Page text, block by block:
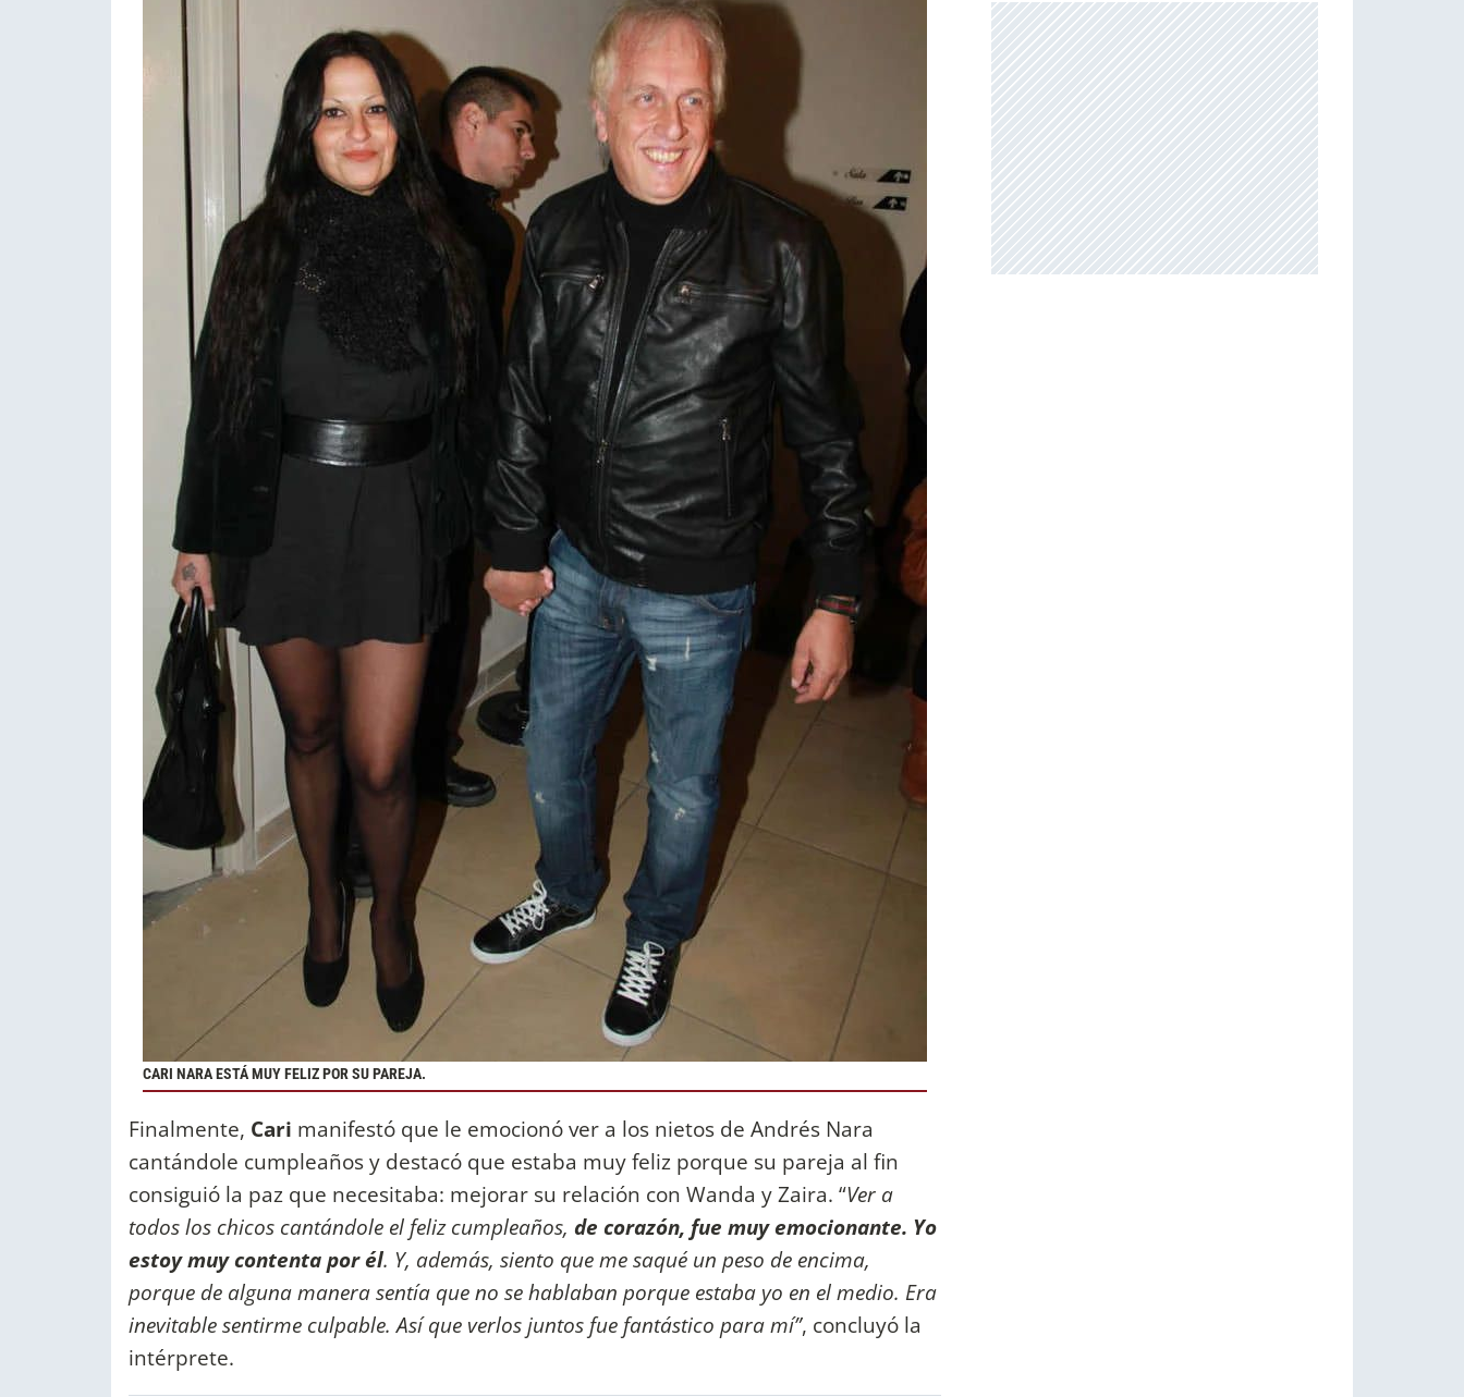
CARI NARA ESTÁ MUY FELIZ POR SU PAREJA.
Finalmente, Cari manifestó que le emocionó ver a los nietos de Andrés Nara
cantándole cumpleaños y destacó que estaba muy feliz porque su pareja al fin
consiguió la paz que necesitaba: mejorar su relación con Wanda y Zaira. “Ver a
todos los chicos cantándole el feliz cumpleaños, de corazón, fue muy emocionante. Yo
estoy muy contenta por él. Y, además, siento que me saqué un peso de encima,
porque de alguna manera sentía que no se hablaban porque estaba yo en el medio. Era
inevitable sentirme culpable. Así que verlos juntos fue fantástico para mí”, concluyó la
intérprete.